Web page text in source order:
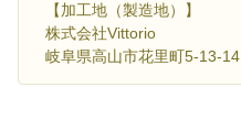
【加工地（製造地）】
株式会社Vittorio
岐阜県高山市花里町5-13-14